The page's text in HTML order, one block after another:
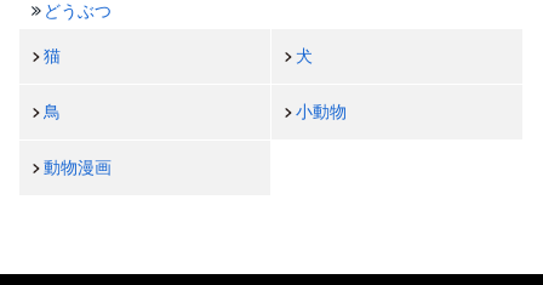
どうぶつ
猫 犬
鳥 小動物
動物漫画